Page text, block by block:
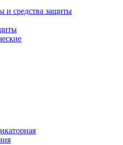
и средства защиты